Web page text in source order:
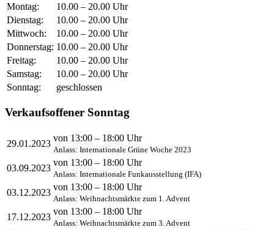
Montag:
10.00 – 20.00 Uhr
Dienstag:
10.00 – 20.00 Uhr
Mittwoch:
10.00 – 20.00 Uhr
Donnerstag: 10.00 – 20.00 Uhr
Freitag:
10.00 – 20.00 Uhr
Samstag:
10.00 – 20.00 Uhr
Sonntag:
geschlossen
Verkaufsoffener Sonntag
29.01.2023
von 13:00 – 18:00 Uhr
Anlass: Internationale Grüne Woche 2023
03.09.2023
von 13:00 – 18:00 Uhr
Anlass: Internationale Funkausstellung (IFA)
03.12.2023
von 13:00 – 18:00 Uhr
Anlass: Weihnachtsmärkte zum 1. Advent
17.12.2023
von 13:00 – 18:00 Uhr
Anlass: Weihnachtsmärkte zum 3. Advent